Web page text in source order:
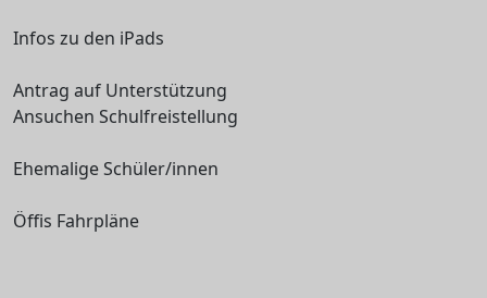
Infos zu den iPads
Antrag auf Unterstützung
Ansuchen Schulfreistellung
Ehemalige Schüler/innen
Öffis Fahrpläne